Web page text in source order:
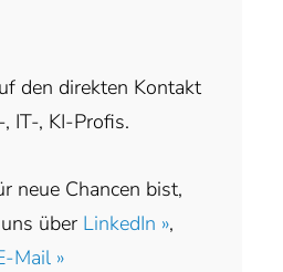
den direkten Kontakt
IT-, KI-Profis.
neue Chancen bist,
über LinkedIn »,
Mail »